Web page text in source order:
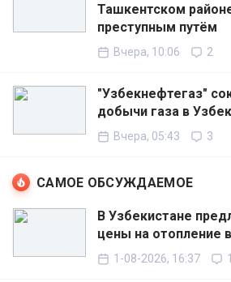
Ташкентском
преступным путём
Вчера, 10:06 2
"Узбекнефтегаз"
добычи газа в
Вчера, 05:43 3
САМОЕ ОБСУЖДАЕМОЕ
В Узбекистане
цены на отопление
1-08-2026, 16:37